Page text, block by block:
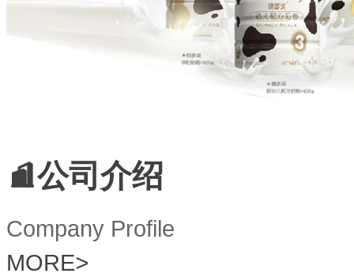
公司介绍
Company Profile
MORE>